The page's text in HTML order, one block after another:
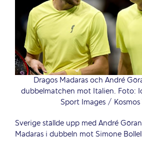
Dragos Madaras och André
dubbelmatchen mot Italien. Foto:
Sport Images / Kosmos
Sverige ställde upp med André
Madaras i dubbeln mot Simone